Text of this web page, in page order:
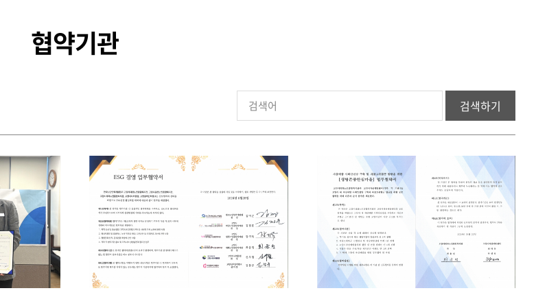
협약기관
검색하기